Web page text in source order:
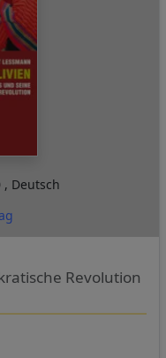
, Deutsch
Revolution